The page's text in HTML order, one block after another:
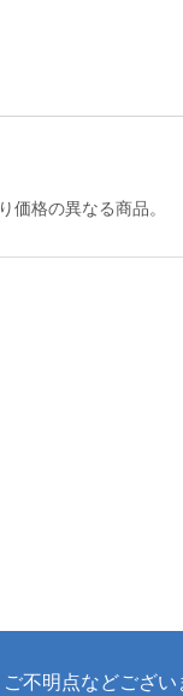
価格の異なる商品。
ご不明点などござい